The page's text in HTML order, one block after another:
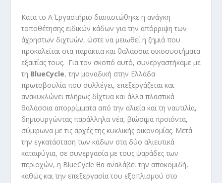
Κατά το Α΄ Εργαστήριο διαπιστώθηκε η ανάγκη
τοποθέτησης ειδικών κάδων για την απόρριψη των
άχρηστων διχτυών, ώστε να μειωθεί η ζημιά που
προκαλείται στα παράκτια και θαλάσσια οικοσυστήματα
εξαιτίας τους. Για τον σκοπό αυτό, συνεργαστήκαμε με
τη BlueCycle, την μοναδική στην Ελλάδα
πρωτοβουλία που συλλέγει, επεξεργάζεται και
ανακυκλώνει πλήρως δίχτυα και άλλα πλαστικά
θαλάσσια απορρίμματα από την αλιεία και τη ναυτιλία,
δημιουργώντας παράλληλα νέα, βιώσιμα προϊόντα,
σύμφωνα με τις αρχές της κυκλικής οικονομίας. Μετά
την εγκατάσταση των κάδων στα δύο αλιευτικά
καταφύγια, σε συνεργασία με τους ψαράδες των
περιοχών, η BlueCycle θα αναλάβει την αποκομιδή,
καθώς και την επεξεργασία του εξοπλισμού στο